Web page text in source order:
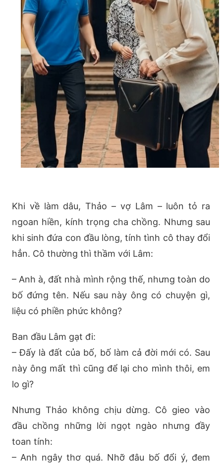
Khi về làm dâu, Thảo – vợ Lâm – luôn tỏ ra
ngoan hiền, kính trọng cha chồng. Nhưng sau
khi sinh đứa con đầu lòng, tính tình cô thay đổi
hẳn. Cô thường thì thầm với Lâm:
– Anh à, đất nhà mình rộng thế, nhưng toàn do
bố đứng tên. Nếu sau này ông có chuyện gì,
liệu có phiền phức không?
Ban đầu Lâm gạt đi:
– Đấy là đất của bố, bố làm cả đời mới có. Sau
này ông mất thì cũng để lại cho mình thôi, em
lo gì?
Nhưng Thảo không chịu dừng. Cô gieo vào
đầu chồng những lời ngọt ngào nhưng đầy
toan tính:
– Anh ngây thơ quá. Nhỡ đâu bố đổi ý, đem